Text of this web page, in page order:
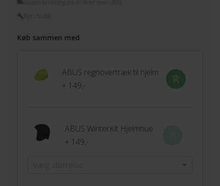
Køb sammen med
ABUS regnovertræk til hjelm
+ 149,-
ABUS WinterKit Hjelmhue
+ 149,-
Vælg størrelse